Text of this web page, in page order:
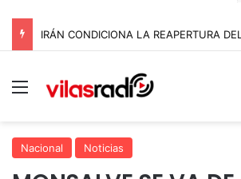
Menú
Nacional Noticias